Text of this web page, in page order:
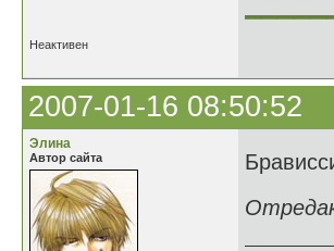
Неактивен
2007-01-16 08:50:52
Элина
Автор сайта